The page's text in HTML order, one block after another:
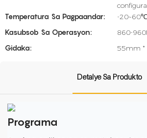
Temperatura Sa Pagpaandar:
-20~60℃
Kasubsob Sa Operasyon:
860-
Gidaka:
55mm *
Detalye Sa Produkto
Programa